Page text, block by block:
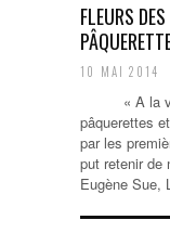
FLEURS
10 MAI 2014
« A la vue
pâquerettes
par les
put retenir
Eugène